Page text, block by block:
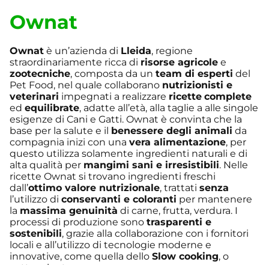
Ownat
Ownat è un’azienda di Lleida, regione
straordinariamente ricca di risorse agricole e
zootecniche, composta da un team di esperti del
Pet Food, nel quale collaborano nutrizionisti e
veterinari impegnati a realizzare ricette complete
ed equilibrate, adatte all’età, alla taglie a alle singole
esigenze di Cani e Gatti. Ownat è convinta che la
base per la salute e il benessere degli animali da
compagnia inizi con una vera alimentazione, per
questo utilizza solamente ingredienti naturali e di
alta qualità per mangimi sani e irresistibili. Nelle
ricette Ownat si trovano ingredienti freschi
dall’ottimo valore nutrizionale, trattati senza
l’utilizzo di conservanti e coloranti per mantenere
la massima genuinità di carne, frutta, verdura. I
processi di produzione sono trasparenti e
sostenibili, grazie alla collaborazione con i fornitori
locali e all’utilizzo di tecnologie moderne e
innovative, come quella dello Slow cooking, o